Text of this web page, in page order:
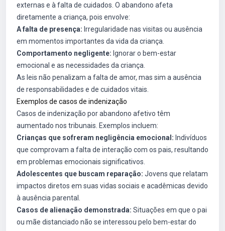
externas e à falta de cuidados. O abandono afeta
diretamente a criança, pois envolve:
A falta de presença: Irregularidade nas visitas ou ausência
em momentos importantes da vida da criança.
Comportamento negligente: Ignorar o bem-estar
emocional e as necessidades da criança.
As leis não penalizam a falta de amor, mas sim a ausência
de responsabilidades e de cuidados vitais.
Exemplos de casos de indenização
Casos de indenização por abandono afetivo têm
aumentado nos tribunais. Exemplos incluem:
Crianças que sofreram negligência emocional: Indivíduos
que comprovam a falta de interação com os pais, resultando
em problemas emocionais significativos.
Adolescentes que buscam reparação: Jovens que relatam
impactos diretos em suas vidas sociais e acadêmicas devido
à ausência parental.
Casos de alienação demonstrada: Situações em que o pai
ou mãe distanciado não se interessou pelo bem-estar do